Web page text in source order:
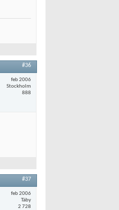
#36
feb 2006
Stockholm
888
#37
feb 2006
Täby
2 728